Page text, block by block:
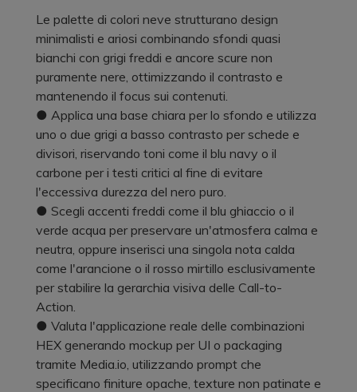
Le palette di colori neve strutturano design
minimalisti e ariosi combinando sfondi quasi
bianchi con grigi freddi e ancore scure non
puramente nere, ottimizzando il contrasto e
mantenendo il focus sui contenuti.
● Applica una base chiara per lo sfondo e utilizza
uno o due grigi a basso contrasto per schede e
divisori, riservando toni come il blu navy o il
carbone per i testi critici al fine di evitare
l'eccessiva durezza del nero puro.
● Scegli accenti freddi come il blu ghiaccio o il
verde acqua per preservare un'atmosfera calma e
neutra, oppure inserisci una singola nota calda
come l'arancione o il rosso mirtillo esclusivamente
per stabilire la gerarchia visiva delle Call-to-
Action.
● Valuta l'applicazione reale delle combinazioni
HEX generando mockup per UI o packaging
tramite Media.io, utilizzando prompt che
specificano finiture opache, texture non patinate e